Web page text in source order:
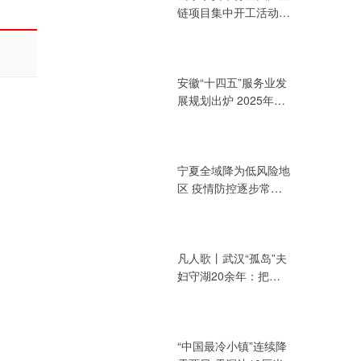
链项目集中开工活动
安徽“十四五”服务业发
展规划出炉 2025年增
宁夏全域降为低风险地
区 疫情防控逐步常态
凡人歌丨武汉“孤岛”夫
妇守湖20余年：把青
“中国最冷小镇”连续降